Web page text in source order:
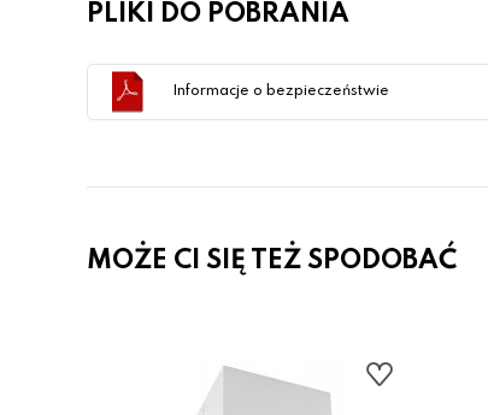
PLIKI DO POBRANIA
Informacje o bezpieczeństwie
MOŻE CI SIĘ TEŻ SPODOBAĆ